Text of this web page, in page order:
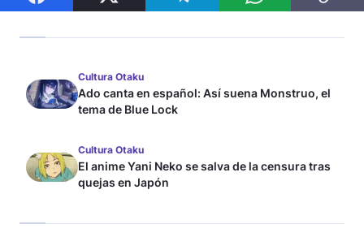
Cultura Otaku
Ado canta en español: Así suena Monstruo, el
tema de Blue Lock
Cultura Otaku
El anime Yani Neko se salva de la censura tras
quejas en Japón